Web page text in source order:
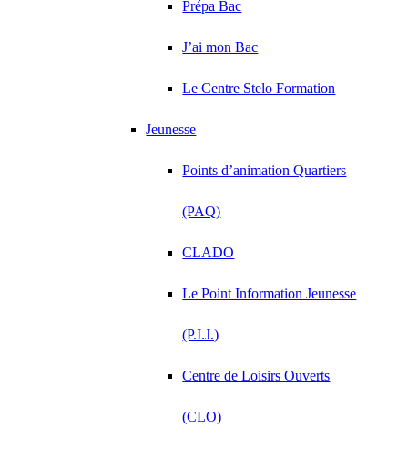
Prépa Bac
J’ai mon Bac
Le Centre Stelo Formation
Jeunesse
Points d’animation Quartiers
(PAQ)
CLADO
Le Point Information Jeunesse
(P.I.J.)
Centre de Loisirs Ouverts
(CLO)